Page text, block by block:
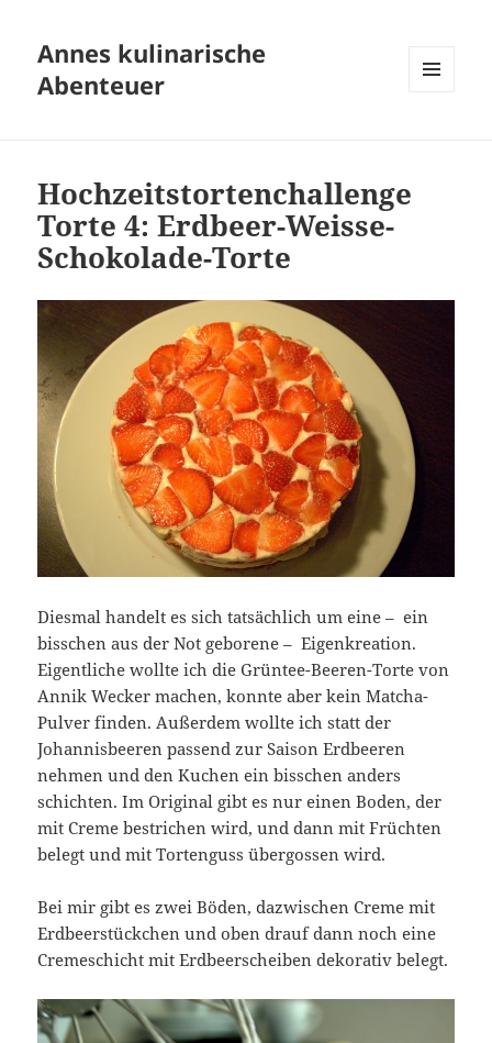
Annes kulinarische
Abenteuer
Hochzeitstortenchallenge
Torte 4: Erdbeer-Weisse-
Schokolade-Torte
Diesmal handelt es sich tatsächlich um eine – ein
bisschen aus der Not geborene – Eigenkreation.
Eigentliche wollte ich die Grüntee-Beeren-Torte von
Annik Wecker machen, konnte aber kein Matcha-
Pulver finden. Außerdem wollte ich statt der
Johannisbeeren passend zur Saison Erdbeeren
nehmen und den Kuchen ein bisschen anders
schichten. Im Original gibt es nur einen Boden, der
mit Creme bestrichen wird, und dann mit Früchten
belegt und mit Tortenguss übergossen wird.
Bei mir gibt es zwei Böden, dazwischen Creme mit
Erdbeerstückchen und oben drauf dann noch eine
Cremeschicht mit Erdbeerscheiben dekorativ belegt.